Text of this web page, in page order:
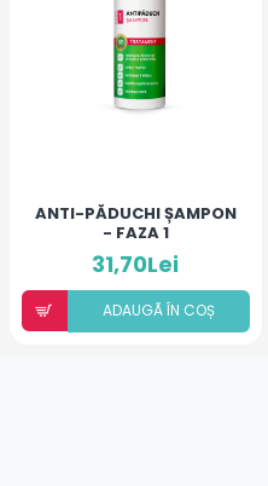
ANTI-PĂDUCHI ȘAMPON
- FAZA 1
31,70Lei
ADAUGÃ ÎN COȘ